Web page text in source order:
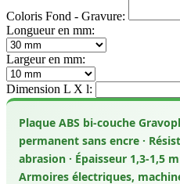
Coloris Fond - Gravure:
Longueur en mm:
Largeur en mm:
Dimension L X l:
Plaque ABS bi-couche
permanent sans encre ·
abrasion · Épaisseur 1,3-1,5
Armoires électriques,